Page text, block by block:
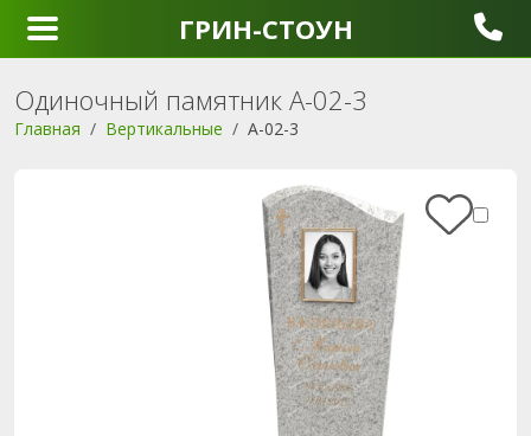
ГРИН-СТОУН
Одиночный памятник A-02-3
Главная Вертикальные A-02-3